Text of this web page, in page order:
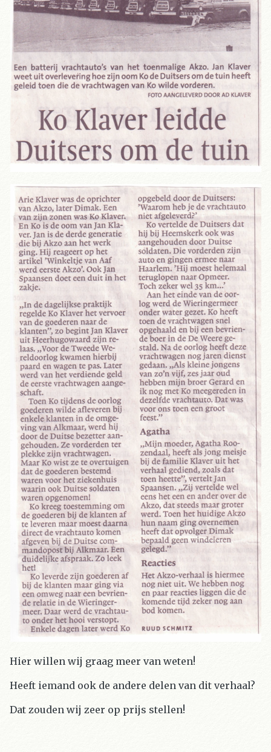
Hier willen wij graag meer van weten!
Heeft iemand ook de andere delen van dit verhaal?
Dat zouden wij zeer op prijs stellen!